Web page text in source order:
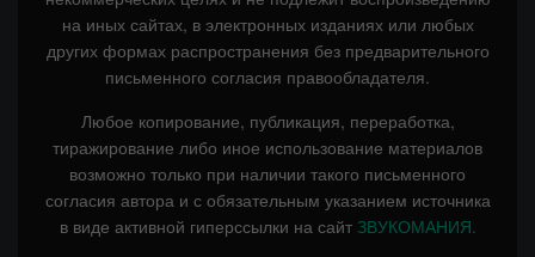
на иных сайтах, в электронных изданиях или любых
других формах распространения без предварительного
письменного согласия правообладателя.
Любое копирование, публикация, переработка,
тиражирование либо иное использование материалов
возможно только при наличии такого письменного
согласия автора и с обязательным указанием источника
в виде активной гиперссылки на сайт ЗВУКОМАНИЯ.